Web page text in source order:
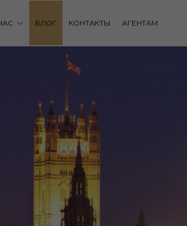
БЛОГ КОНТАКТЫ АГЕНТАМ